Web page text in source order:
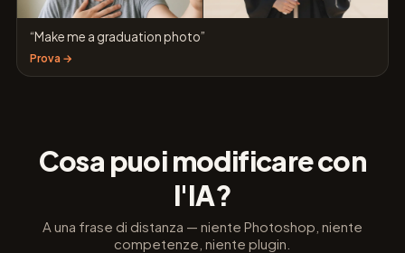
“Make me a graduation photo”
Prova →
Cosa puoi modificare con
l'IA?
A una frase di distanza — niente Photoshop, niente
competenze, niente plugin.